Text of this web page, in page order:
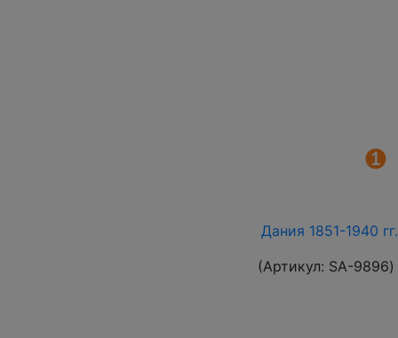
Дания 1851-1940
(Артикул: SA-9896)